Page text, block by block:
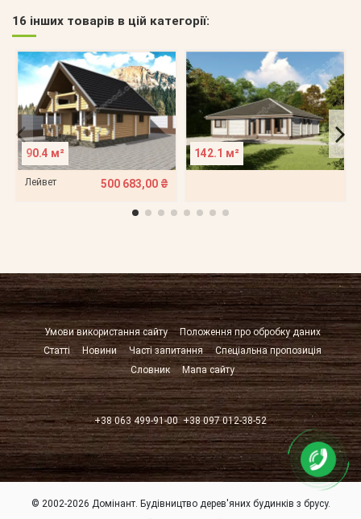
16 інших товарів в цій категорії:
90.4 м²
Лейвет 500 683,00 ₴
142.1 м²
Умови використання сайту
Положення про обробку даних
Статті
Новини Часті запитання
Спеціальна пропозиція
Словник
Мапа сайту
+38 063 499-91-00 +38 097 012-38-52
© 2002-2026 Домінант. Будівництво дерев'яних будинків з брусу.